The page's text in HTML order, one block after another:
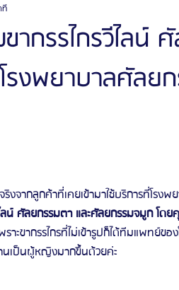
อ็นจี โรงพยาบาลศัลยกรรมอิมเมจอัพ
ากรรไกรวีไลน์
งพยาบาลศัลยก
ที
จากลูกค้าที่เคยเข้ามาใช้บริการที่โรงพ
ลน์ ศัลยกรรมตา และศัลยกรรมจมูก โ
ขากรรไกรที่ไม่เข้ารูปก็ได้ทีมแพทย์ขอ
นเป็นผู้หญิงมากขึ้นด้วยค่ะ